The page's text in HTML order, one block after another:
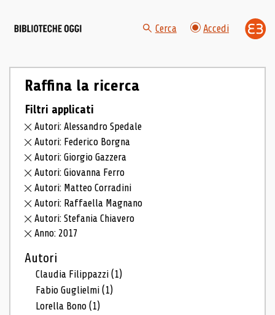
Cerca Accedi
Raffina la ricerca
Filtri applicati
Autori: Alessandro Spedale
Autori: Federico Borgna
Autori: Giorgio Gazzera
Autori: Giovanna Ferro
Autori: Matteo Corradini
Autori: Raffaella Magnano
Autori: Stefania Chiavero
Anno: 2017
Autori
Claudia Filippazzi(1)
Fabio Guglielmi(1)
Lorella Bono(1)